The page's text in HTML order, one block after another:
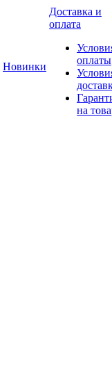
Новинки
Доставка и
оплата
оплаты
на